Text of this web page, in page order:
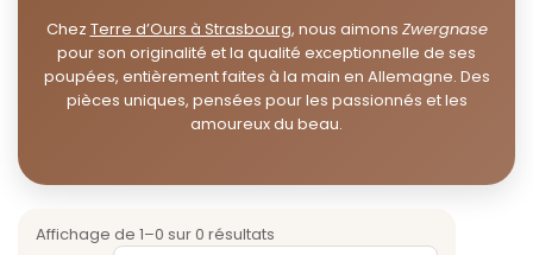
Chez Terre d’Ours à Strasbourg, nous aimons Zwergnase
pour son originalité et la qualité exceptionnelle de ses
poupées, entièrement faites à la main en Allemagne. Des
pièces uniques, pensées pour les passionnés et les
amoureux du beau.
Affichage de 1–0 sur 0 résultats